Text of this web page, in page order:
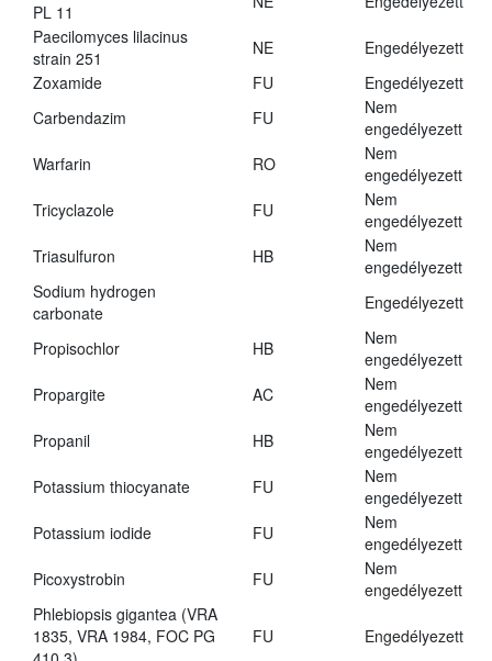
PL 11
Paecilomyces lilacinus
strain 251
NE
Engedélyezett
Zoxamide
FU
Engedélyezett
Carbendazim
FU
Nem
engedélyezett
Warfarin
RO
Nem
engedélyezett
Tricyclazole
FU
Nem
engedélyezett
Triasulfuron
HB
Nem
engedélyezett
Sodium hydrogen
carbonate
Engedélyezett
Propisochlor HB
Nem
engedélyezett
Propargite
AC
Nem
engedélyezett
Propanil
HB
Nem
engedélyezett
Potassium thiocyanate
FU
Nem
engedélyezett
Potassium iodide
FU
Nem
engedélyezett
Picoxystrobin
FU
Nem
engedélyezett
Phlebiopsis gigantea (VRA
1835, VRA 1984, FOC PG
FU Engedélyezett